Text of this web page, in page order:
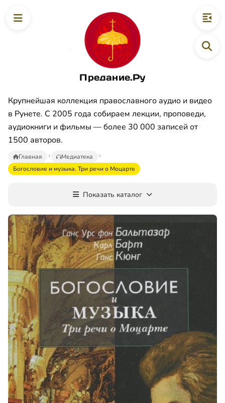
Предание.Ру
Крупнейшая коллекция православного аудио и видео
в Рунете. С 2005 года собираем лекции, проповеди,
аудиокниги и фильмы — более 30 000 записей от
1500 авторов.
Главная
Медиатека
Богословие и музыка. Три речи о Моцарте
Показать каталог